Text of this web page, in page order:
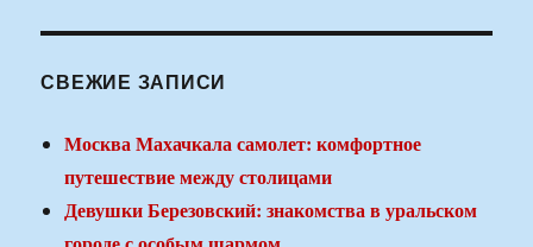
СВЕЖИЕ ЗАПИСИ
Москва Махачкала самолет: комфортное
путешествие между столицами
Девушки Березовский: знакомства в уральском